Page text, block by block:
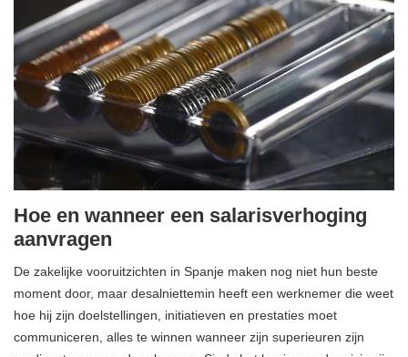
Hoe en wanneer een salarisverhoging
aanvragen
De zakelijke vooruitzichten in Spanje maken nog niet hun beste
moment door, maar desalniettemin heeft een werknemer die weet
hoe hij zijn doelstellingen, initiatieven en prestaties moet
communiceren, alles te winnen wanneer zijn superieuren zijn